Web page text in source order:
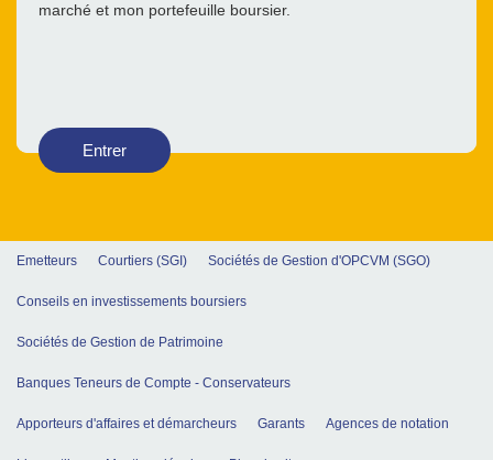
marché et mon portefeuille boursier.
Entrer
Emetteurs Courtiers (SGI) Sociétés de Gestion d'OPCVM (SGO)
Conseils en investissements boursiers
Sociétés de Gestion de Patrimoine
Banques Teneurs de Compte - Conservateurs
Apporteurs d'affaires et démarcheurs Garants Agences de notation